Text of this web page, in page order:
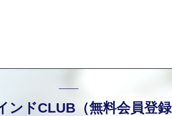
ンドCLUB（無料会員登録